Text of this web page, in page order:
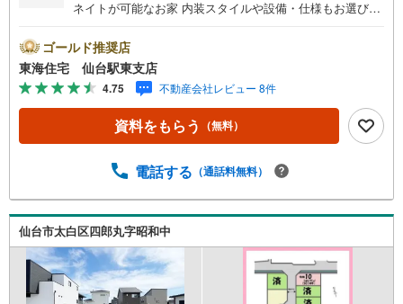
ネイトが可能なお家 内装スタイルや設備・仕様もお選びい
り！お気軽にご相談ください * 未掲載物件のご提案・ご案
内も可能です * アピールポイント *■建築条件付き土地の場
合、建てる家は注文住宅と同じく、 敷地条件に合わせて
自由に間取りや仕様を決められます ■お客様のご希望に合
わせて、イメージプラン＆総予算をご提案します。■建物の
ご予算等、ご相談承ります 周辺環境 *・東四郎丸小学校:徒
徒歩9分・ウジエスーパー袋原店:車5分 お問い合わせにつ
下さい！・来社はもちろん、メールでのご相談、資料請求
も大歓迎です ⇒お電話に抵抗がある方も安心してお問い合
わせください
ゴールド推奨店
東海住宅 仙台駅東支店
4.75 不動産会社レビュー 8件
資料をもらう （無料）
電話する （通話料無料）
仙台市太白区四郎丸字昭和中